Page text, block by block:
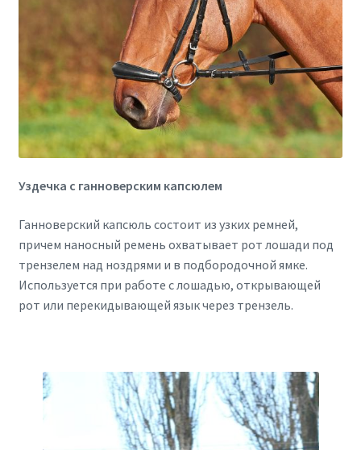
Уздечка с ганноверским капсюлем
Ганноверский капсюль состоит из узких ремней,
причем наносный ремень охватывает рот лошади под
трензелем над ноздрями и в подбородочной ямке.
Используется при работе с лошадью, открывающей
рот или перекидывающей язык через трензель.